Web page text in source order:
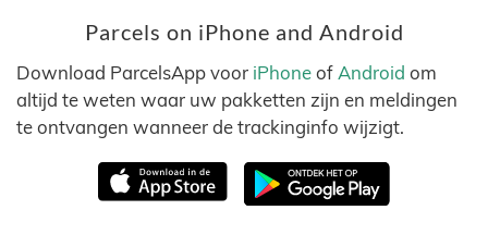
Parcels on iPhone and Android
Download ParcelsApp voor iPhoneofAndroid om
altijd te weten waar uw pakketten zijn en meldingen
te ontvangen wanneer de trackinginfo wijzigt.